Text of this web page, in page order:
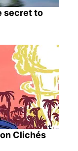
secret to
Clichés